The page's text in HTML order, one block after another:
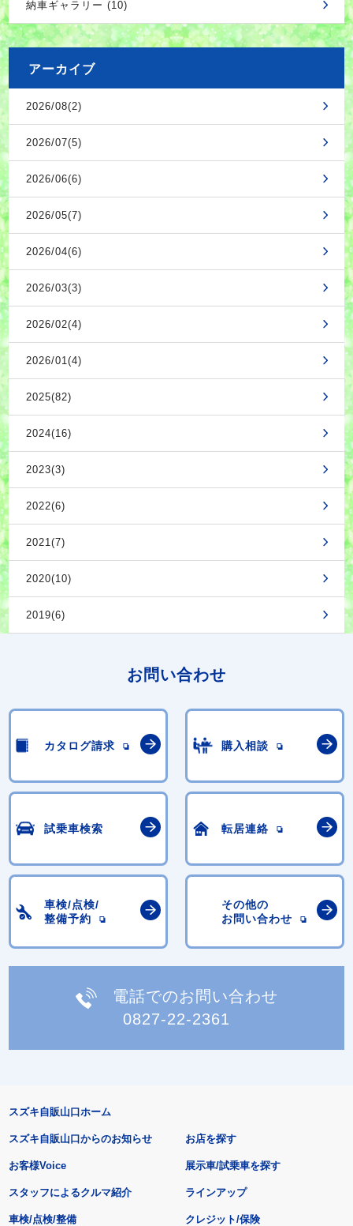
納車ギャラリー (10)
アーカイブ
2026/08(2)
2026/07(5)
2026/06(6)
2026/05(7)
2026/04(6)
2026/03(3)
2026/02(4)
2026/01(4)
2025(82)
2024(16)
2023(3)
2022(6)
2021(7)
2020(10)
2019(6)
お問い合わせ
カタログ請求 購入相談
試乗車検索 転居連絡
車検/点検/
整備予約
その他の
お問い合わせ
電話でのお問い合わせ
0827-22-2361
スズキ自販山口ホーム
スズキ自販山口からのお知らせ
お客様Voice
スタッフによるクルマ紹介
お店を探す
展示車/試乗車を探す
ラインアップ
車検/点検/整備 クレジット/保険